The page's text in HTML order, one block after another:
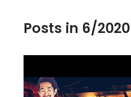
Posts in 6/2020